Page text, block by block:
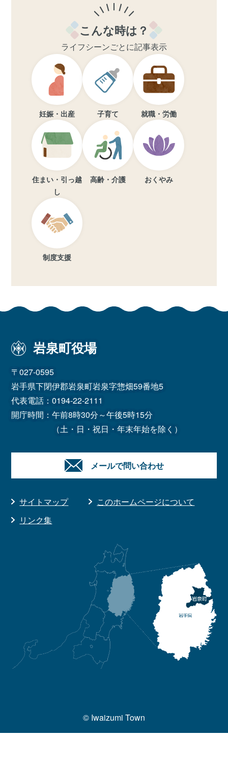
こんな時は？
ライフシーンごとに記事表示
妊娠・出産 子育て 就職・労働
住まい・引っ越
し
高齢・介護 おくやみ
制度支援
岩泉町役場
〒027-0595
岩手県下閉伊郡岩泉町岩泉字惣畑59番地5
代表電話：0194-22-2111
開庁時間：午前8時30分～午後5時15分
（土・日・祝日・年末年始を除く）
メールで問い合わせ
サイトマップ
このホームページについて
リンク集
© Iwaizumi Town